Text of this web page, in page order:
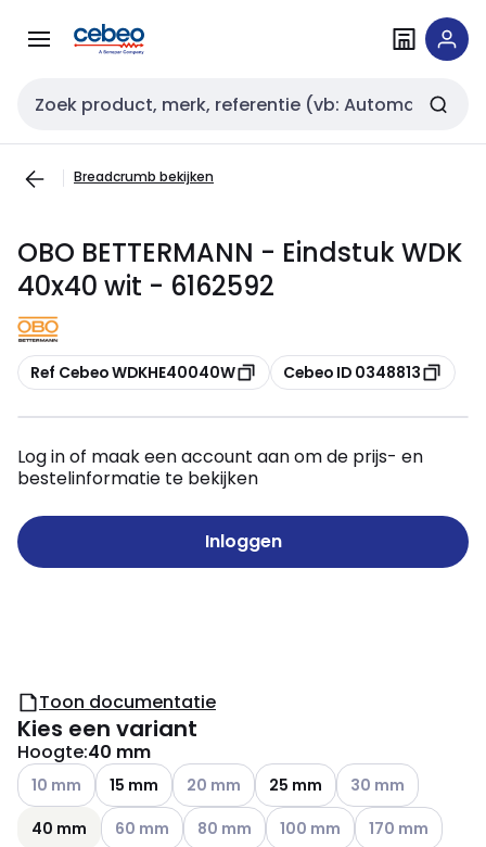
naar
naar
Zoekveld invoer
Breadcrumb bekijken
OBO BETTERMANN - Eindstuk WDK
40x40 wit - 6162592
Kopiëren
Ref Cebeo WDKHE40040W Kopiëren
Cebeo ID 0348813
Log in of maak een account aan om de prijs- en
bestelinformatie te bekijken
Inloggen
Toon documentatie
Kies een variant
Hoogte:40 mm
Andere varianten (Huidige combinatie niet mogelijk)
10 mm 15 mm Andere varianten (Huidige combinatie
20 mm 25 mm Andere varianten
30 mm
40 mm
Andere varianten (Huidige combinatie niet
60 mm Andere varianten (Huidige combinatie
80 mm Andere varianten (Huidige
100 mm Andere
170 mm